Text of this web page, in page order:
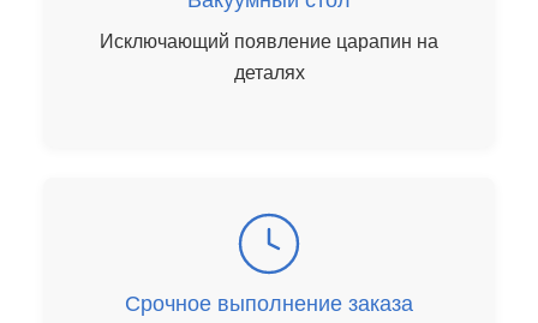
Исключающий появление царапин на
деталях
Срочное выполнение заказа